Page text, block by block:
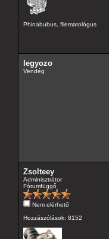
Phinabubus, filematológus
legyozo
Vendég
Zsolteey
Adminisztrátor
Fórumfüggő
Nem elérhető
Hozzászólások: 8152